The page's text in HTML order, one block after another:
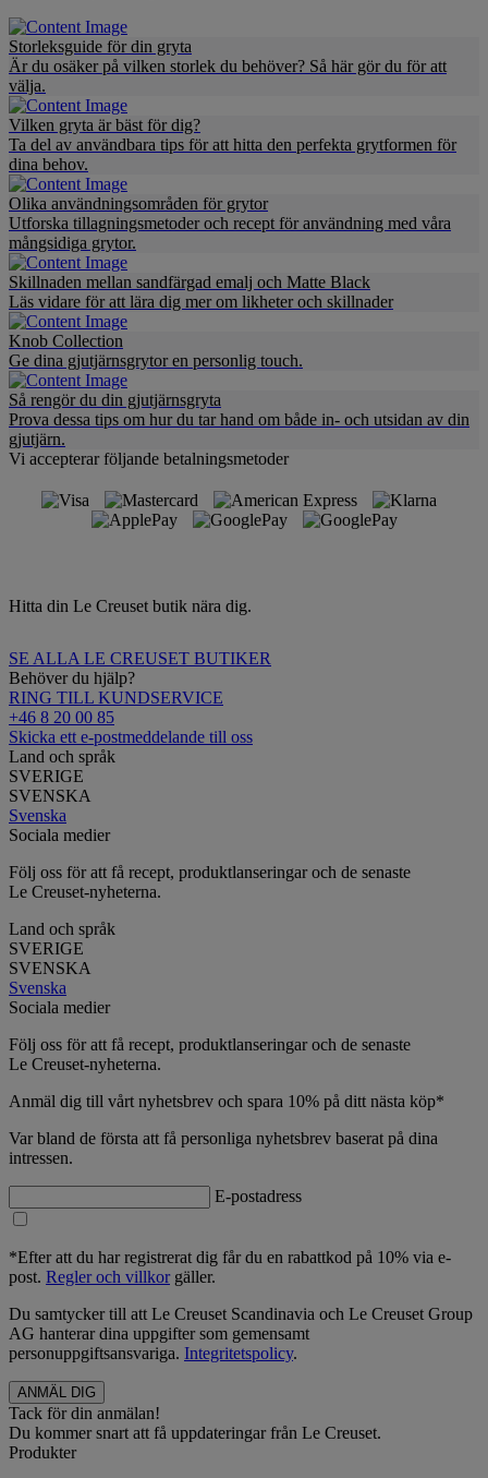
Storleksguide för din gryta
Är du osäker på vilken storlek du behöver? Så här gör du för att
välja.
Vilken gryta är bäst för dig?
Ta del av användbara tips för att hitta den perfekta grytformen för
dina behov.
Olika användningsområden för grytor
Utforska tillagningsmetoder och recept för användning med våra
mångsidiga grytor.
Skillnaden mellan sandfärgad emalj och Matte Black
Läs vidare för att lära dig mer om likheter och skillnader
Knob Collection
Ge dina gjutjärnsgrytor en personlig touch.
Så rengör du din gjutjärnsgryta
Prova dessa tips om hur du tar hand om både in- och utsidan av din
gjutjärn.
Vi accepterar följande betalningsmetoder
Hitta din Le Creuset butik nära dig.
SE ALLA LE CREUSET BUTIKER
Behöver du hjälp?
RING TILL KUNDSERVICE
+46 8 20 00 85
Skicka ett e-postmeddelande till oss
Land och språk
SVERIGE
SVENSKA
Svenska
Sociala medier
Följ oss för att få recept, produktlanseringar och de senaste
Le Creuset-nyheterna.
Land och språk
SVERIGE
SVENSKA
Svenska
Sociala medier
Följ oss för att få recept, produktlanseringar och de senaste
Le Creuset-nyheterna.
Anmäl dig till vårt nyhetsbrev och spara 10% på ditt nästa köp*
Var bland de första att få personliga nyhetsbrev baserat på dina
intressen.
E-postadress
*Efter att du har registrerat dig får du en rabattkod på 10% via e-
post. Regler och villkorgäller.
Du samtycker till att Le Creuset Scandinavia och Le Creuset Group
AG hanterar dina uppgifter som gemensamt
personuppgiftsansvariga. Integritetspolicy.
Tack för din anmälan!
Du kommer snart att få uppdateringar från Le Creuset.
Produkter